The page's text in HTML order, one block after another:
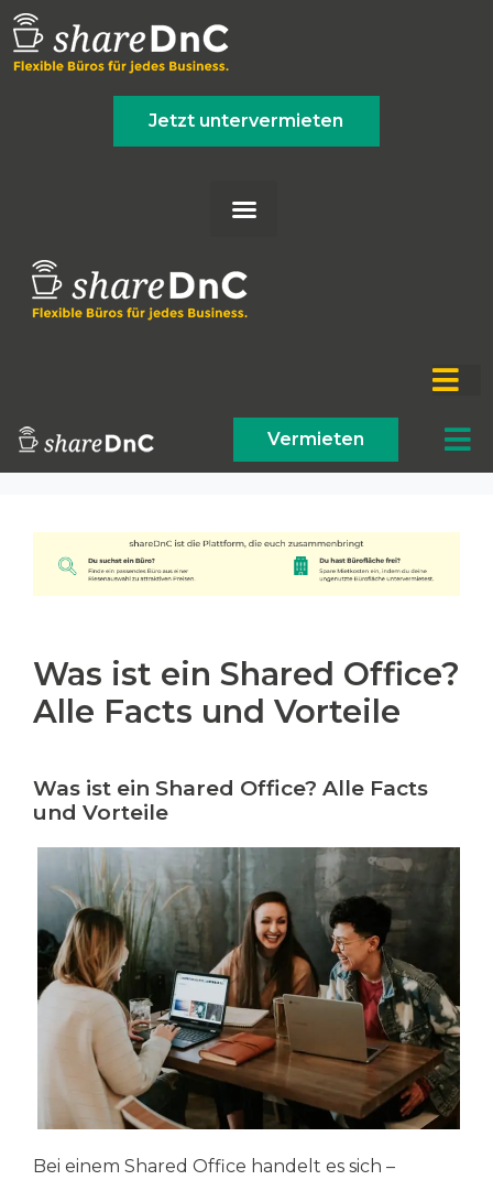
Jetzt untervermieten
Vermieten
Was ist ein Shared Office?
Alle Facts und Vorteile
Was ist ein Shared Office? Alle Facts
und Vorteile
Bei einem Shared Office handelt es sich –